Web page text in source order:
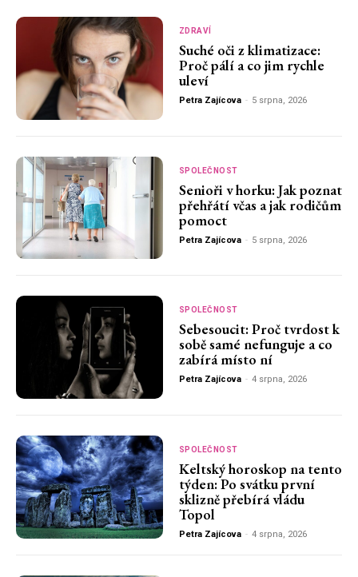
ZDRAVÍ
Suché oči z klimatizace:
Proč pálí a co jim rychle
uleví
Petra Zajícova - 5 srpna, 2026
SPOLEČNOST
Senioři v horku: Jak poznat
přehřátí včas a jak rodičům
pomoct
Petra Zajícova - 5 srpna, 2026
SPOLEČNOST
Sebesoucit: Proč tvrdost k
sobě samé nefunguje a co
zabírá místo ní
Petra Zajícova - 4 srpna, 2026
SPOLEČNOST
Keltský horoskop na tento
týden: Po svátku první
sklizně přebírá vládu
Topol
Petra Zajícova - 4 srpna, 2026